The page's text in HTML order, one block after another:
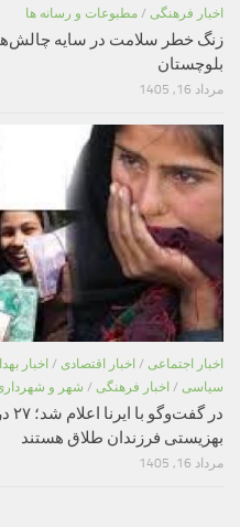
اخبار فرهنگی / مطبوعات و رسانه ها
زنگ خطر سلامت در سایه
بلوچستان
مرداد 16, 1405
اخبار اجتماعی / اخبار اقتصادی / اخبار
سیاسی / اخبار فرهنگی / شهر و
بهزیستی فرزندان طلاق هستند
مرداد 16, 1405